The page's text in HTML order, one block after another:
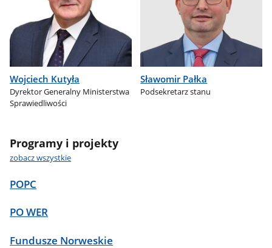
Wojciech Kutyła
Dyrektor Generalny Ministerstwa
Sprawiedliwości
Sławomir Pałka
Podsekretarz stanu
Programy i projekty
zobacz wszystkie
POPC
PO WER
Fundusze Norweskie